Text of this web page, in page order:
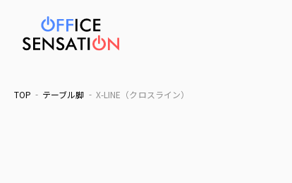
TOP テーブル脚 X-LINE（クロスライン）